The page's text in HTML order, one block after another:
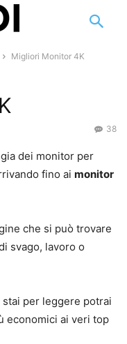
Migliori Monitor 4K
38
dei monitor per
fino ai monitor
che si può trovare
svago, lavoro o
per leggere potrai
economici ai veri top